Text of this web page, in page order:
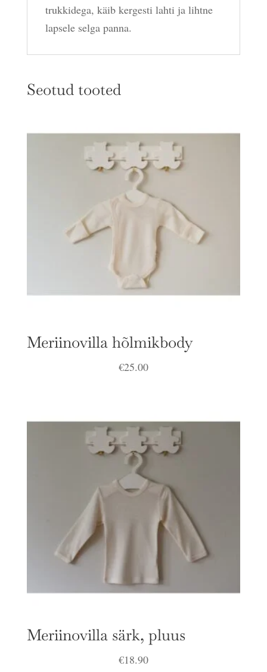
trukkidega, käib kergesti lahti ja lihtne
lapsele selga panna.
Seotud tooted
Meriinovilla hõlmikbody
€25.00
Meriinovilla särk, pluus
€18.90